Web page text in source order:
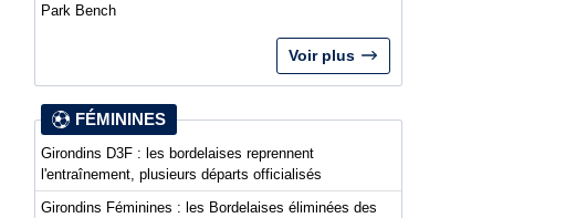
Park Bench
Voir plus
FÉMININES
Girondins D3F : les bordelaises reprennent
l'entraînement, plusieurs départs officialisés
Girondins Féminines : les Bordelaises éliminées des